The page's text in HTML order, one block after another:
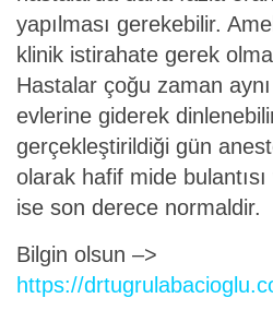
yapılması gerekebilir.
klinik istirahate gerek
Hastalar çoğu zaman
evlerine giderek
gerçekleştirildiği gün
olarak hafif mide bulantısı
ise son derece normaldir.
Bilgin olsun –>
https://